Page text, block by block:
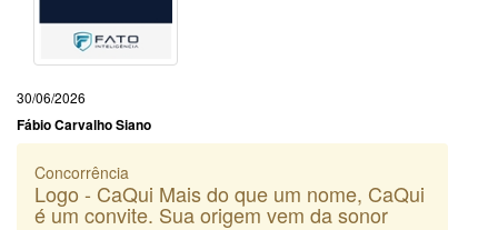
30/06/2026
Fábio Carvalho Siano
Concorrência
Logo - CaQui Mais do que um nome, CaQui
é um convite. Sua origem vem da sonor